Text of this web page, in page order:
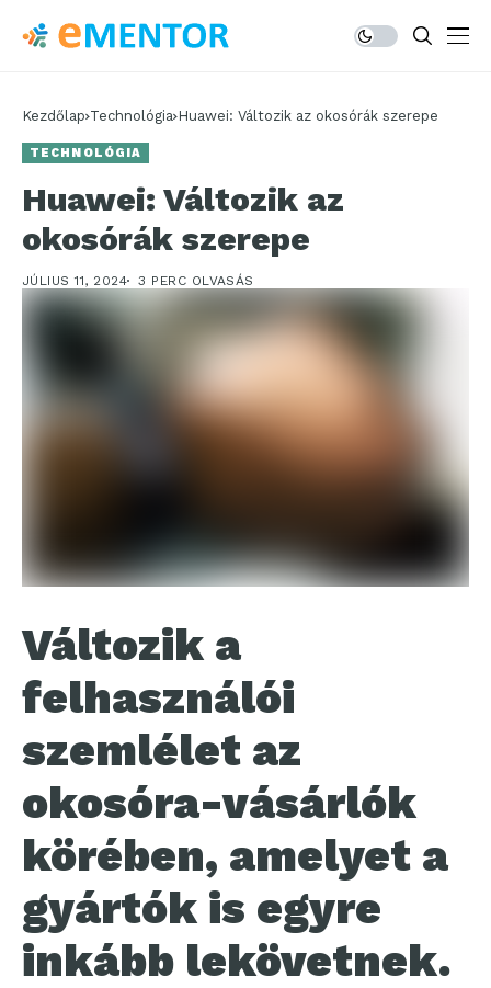
Kezdőlap Technológia Huawei: Változik az okosórák szerepe
TECHNOLÓGIA
Huawei: Változik az
okosórák szerepe
JÚLIUS 11, 2024 3 PERC OLVASÁS
Változik a
felhasználói
szemlélet az
okosóra-vásárlók
körében, amelyet a
gyártók is egyre
inkább lekövetnek.